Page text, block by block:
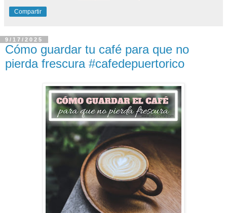
Compartir
9/17/2025
Cómo guardar tu café para que no
pierda frescura #cafedepuertorico